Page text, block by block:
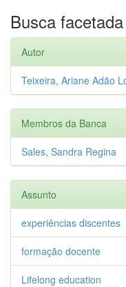
Busca facetada
Autor
Teixeira, Ariane Adão
Membros da Banca
Sales, Sandra Regina
Assunto
experiências discentes
formação docente
Lifelong education